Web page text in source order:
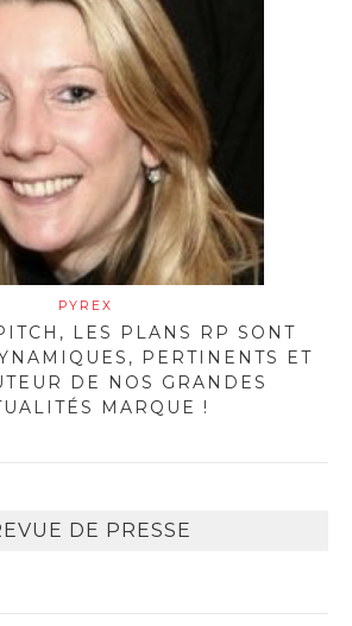
PYREX
LES PLANS RP SONT
PERTINENTS ET
DE NOS GRANDES
MARQUE !
DE PRESSE